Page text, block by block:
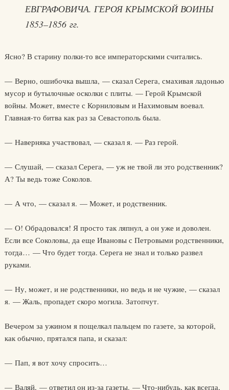
ЕВГРАФОВИЧА. ГЕРОЯ КРЫМСКОЙ ВОИНЫ
1853–1856 гг.
Ясно? В старину полки-то все императорскими считались.
— Верно, ошибочка вышла, — сказал Серега, смахивая ладонью
мусор и бутылочные осколки с плиты. — Герой Крымской
войны. Может, вместе с Корниловым и Нахимовым воевал.
Главная-то битва как раз за Севастополь была.
— Наверняка участвовал, — сказал я. — Раз герой.
— Слушай, — сказал Серега, — уж не твой ли это родственник?
А? Ты ведь тоже Соколов.
— А что, — сказал я. — Может, и родственник.
— О! Обрадовался! Я просто так ляпнул, а он уже и доволен.
Если все Соколовы, да еще Ивановы с Петровыми родственники,
тогда… — Что будет тогда. Серега не знал и только развел
руками.
— Ну, может, и не родственники, но ведь и не чужие, — сказал
я. — Жаль, пропадет скоро могила. Затопчут.
Вечером за ужином я пощелкал пальцем по газете, за которой,
как обычно, прятался папа, и сказал:
— Пап, я вот хочу спросить…
— Валяй, — ответил он из-за газеты. — Что-нибудь, как всегда,